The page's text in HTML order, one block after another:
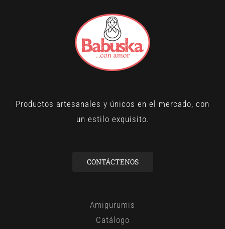
Productos artesanales y únicos en el mercado, con
un estilo exquisito.
CONTÁCTENOS
Amigurumis
Catálogo